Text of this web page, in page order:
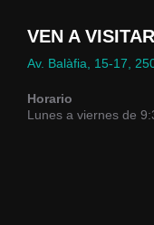
VEN A
Av. Balàfia, 15-17,
Horario
Lunes a viernes de